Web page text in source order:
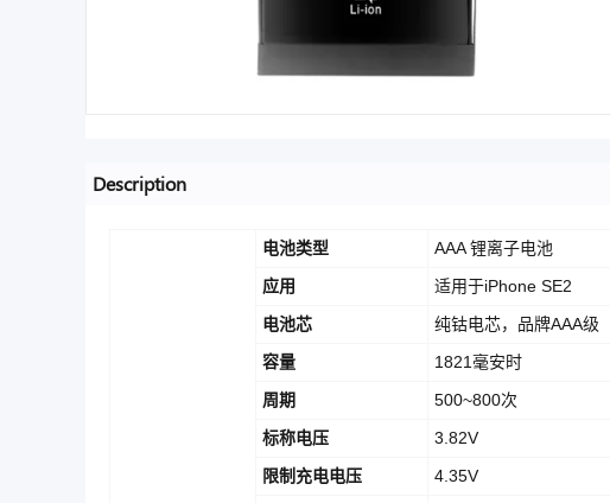
Description
电池类型
AAA 锂离子电池
应用
适用于iPhone SE2
电池芯
纯钴电芯，品牌AAA级
容量
1821毫安时
周期
500~800次
标称电压
3.82V
限制充电电压
4.35V